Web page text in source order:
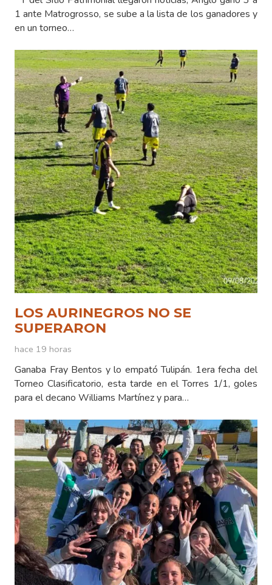
1 ante Matrogrosso, se sube a la lista de los ganadores y
en un torneo…
LOS AURINEGROS NO SE
SUPERARON
hace 19 horas
Ganaba Fray Bentos y lo empató Tulipán. 1era fecha del
Torneo Clasificatorio, esta tarde en el Torres 1/1, goles
para el decano Williams Martínez y para…